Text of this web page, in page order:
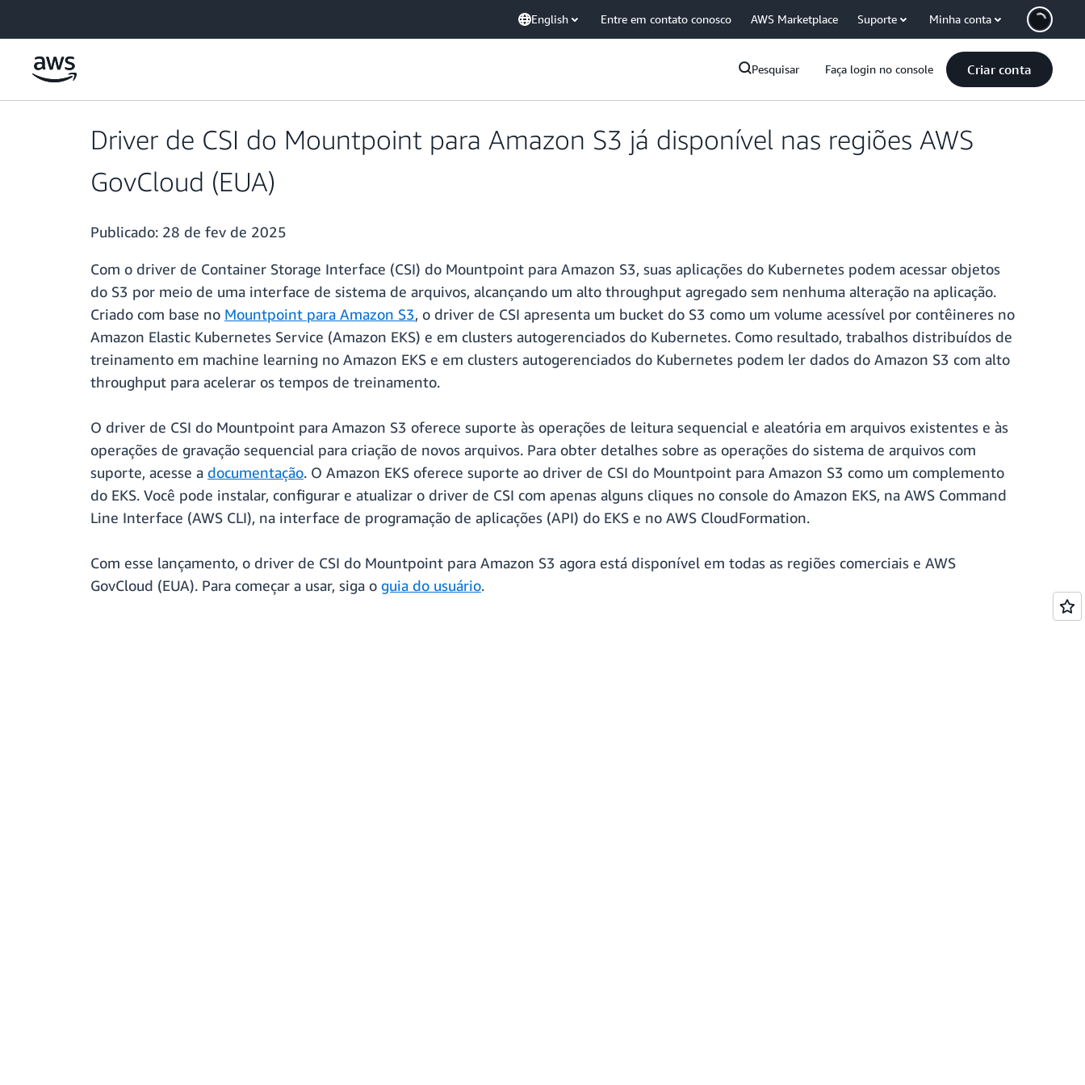
English Entre em contato conosco AWS Marketplace Suporte Minha conta
Pesquisar Faça login no console Criar conta
Driver de CSI do Mountpoint para Amazon S3 já disponível nas regiões AWS
GovCloud (EUA)
Publicado: 28 de fev de 2025
Com o driver de Container Storage Interface (CSI) do Mountpoint para Amazon S3, suas aplicações do Kubernetes podem acessar objetos
do S3 por meio de uma interface de sistema de arquivos, alcançando um alto throughput agregado sem nenhuma alteração na aplicação.
Criado com base no Mountpoint para Amazon S3, o driver de CSI apresenta um bucket do S3 como um volume acessível por contêineres no
Amazon Elastic Kubernetes Service (Amazon EKS) e em clusters autogerenciados do Kubernetes. Como resultado, trabalhos distribuídos de
treinamento em machine learning no Amazon EKS e em clusters autogerenciados do Kubernetes podem ler dados do Amazon S3 com alto
throughput para acelerar os tempos de treinamento.
O driver de CSI do Mountpoint para Amazon S3 oferece suporte às operações de leitura sequencial e aleatória em arquivos existentes e às
operações de gravação sequencial para criação de novos arquivos. Para obter detalhes sobre as operações do sistema de arquivos com
suporte, acesse a documentação. O Amazon EKS oferece suporte ao driver de CSI do Mountpoint para Amazon S3 como um complemento
do EKS. Você pode instalar, configurar e atualizar o driver de CSI com apenas alguns cliques no console do Amazon EKS, na AWS Command
Line Interface (AWS CLI), na interface de programação de aplicações (API) do EKS e no AWS CloudFormation.
Com esse lançamento, o driver de CSI do Mountpoint para Amazon S3 agora está disponível em todas as regiões comerciais e AWS
GovCloud (EUA). Para começar a usar, siga o guia do usuário.